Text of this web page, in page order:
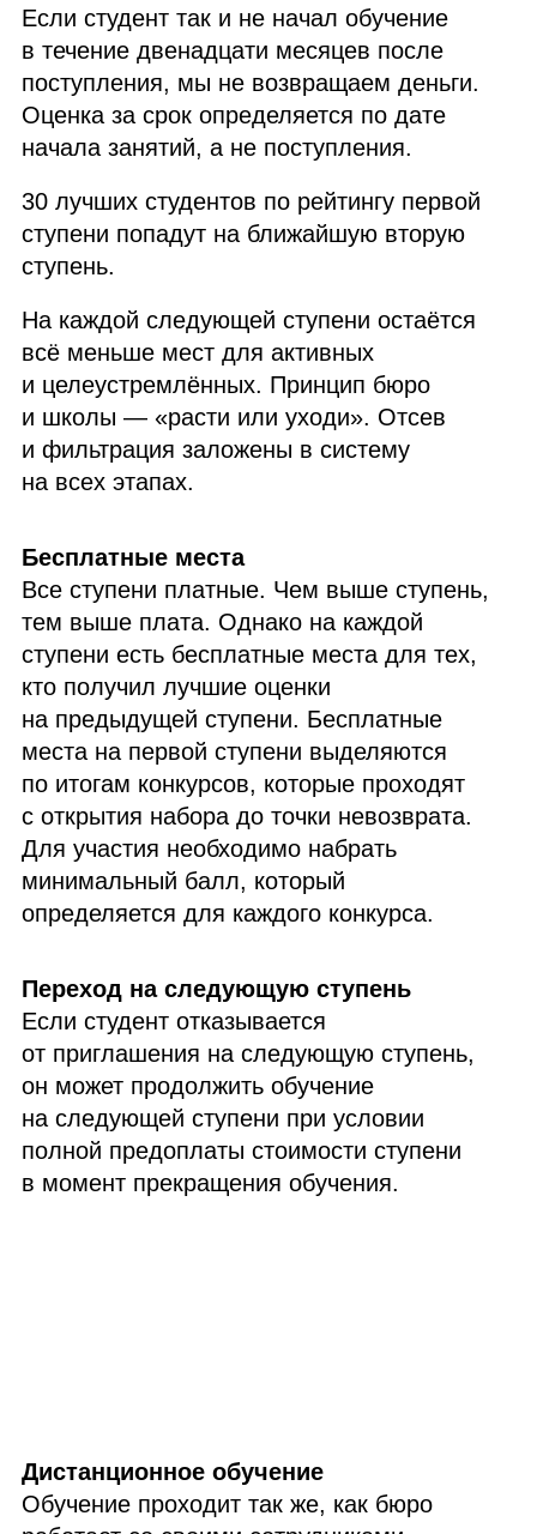
Если студент так и не начал обучение
в течение двенадцати месяцев после
поступления, мы не возвращаем деньги.
Оценка за срок определяется по дате
начала занятий, а не поступления.
30 лучших студентов по рейтингу первой
ступени попадут на ближайшую вторую
ступень.
На каждой следующей ступени остаётся
всё меньше мест для активных
и целеустремлённых. Принцип бюро
и школы — «расти или уходи». Отсев
и фильтрация заложены в систему
на всех этапах.
Бесплатные места
Все ступени платные. Чем выше ступень,
тем выше плата. Однако на каждой
ступени есть бесплатные места для тех,
кто получил лучшие оценки
на предыдущей ступени. Бесплатные
места на первой ступени выделяются
по итогам конкурсов, которые проходят
с открытия набора до точки невозврата.
Для участия необходимо набрать
минимальный балл, который
определяется для каждого конкурса.
Переход на следующую ступень
Если студент отказывается
от приглашения на следующую ступень,
он может продолжить обучение
на следующей ступени при условии
полной предоплаты стоимости ступени
в момент прекращения обучения.
Дистанционное обучение
Обучение проходит так же, как бюро